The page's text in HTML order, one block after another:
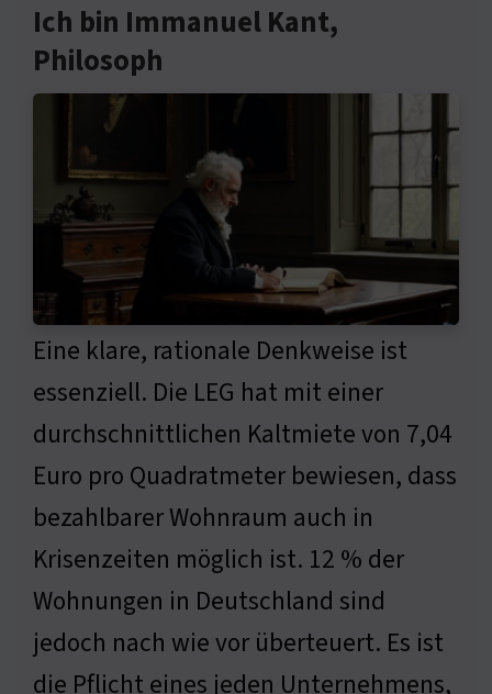
Ich bin Immanuel Kant,
Philosoph
Eine klare, rationale Denkweise ist
essenziell. Die LEG hat mit einer
durchschnittlichen Kaltmiete von 7,04
Euro pro Quadratmeter bewiesen, dass
bezahlbarer Wohnraum auch in
Krisenzeiten möglich ist. 12 % der
Wohnungen in Deutschland sind
jedoch nach wie vor überteuert. Es ist
die Pflicht eines jeden Unternehmens,